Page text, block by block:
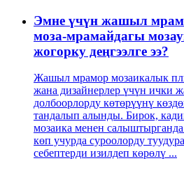
Эмне үчүн жашыл
моза-мрамайдагы
жогорку деңгээлге ээ?
Жашыл мрамор мозаикалык
жана дизайнерлер үчүн ички
долбоорлорду көтөрүүнү
тандалып алынды. Бирок,
мозаика менен
көп учурда суроолорду
себептерди изилдеп көрөлү ...